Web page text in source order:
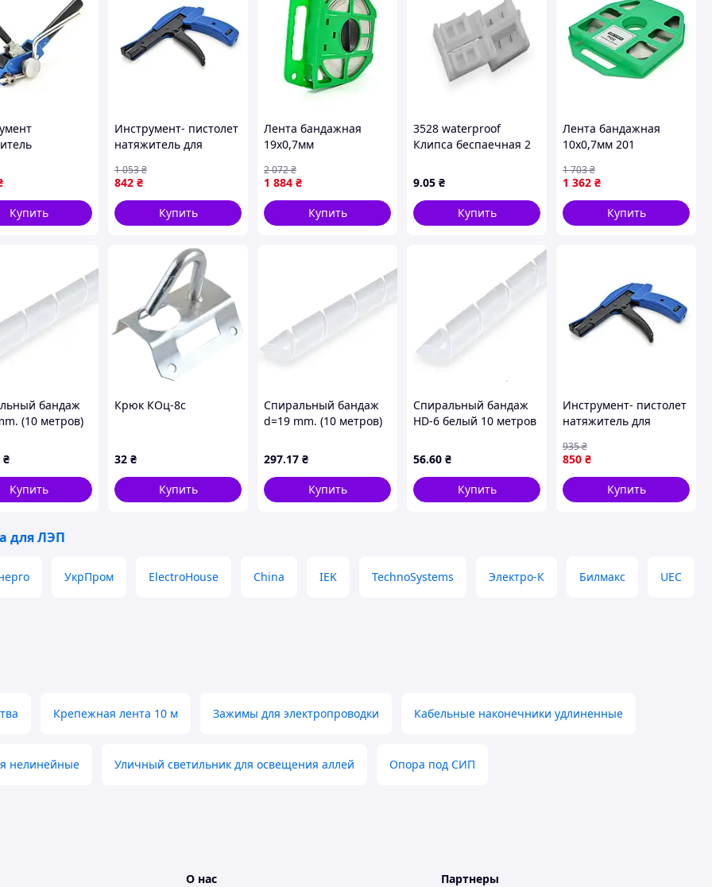
(LQA / 17304)
Купить
Инструмент- пистолет
натяжитель для
EKOBOX
842 ₴
1 053₴
Купить
Лента бандажная
19х0,7мм
50м . цена за бухту
(ЕКОБОКС)
1 884 ₴
2 072₴
Купить
3528 waterproof
Клипса беспаечная 2
9.05 ₴
Купить
Лента бандажная
10х0,7мм 201
50м. цена за бухту
EKOBOX
1 362 ₴
1 703₴
Купить
бандаж
(10 метров)
₴
Купить
Крюк КОц-8с
32 ₴
Купить
Спиральный бандаж
d=19 mm. (10 метров)
297.17 ₴
Купить
Спиральный бандаж
HD-6 белый 10 метров
56.60 ₴
Купить
Инструмент- пистолет
натяжитель для
(ЕКОБОКС)
850 ₴
935₴
Купить
для ЛЭП
УкрПром ElectroHouse China IEK TechnoSystems Электро-К Билмакс UEC
Крепежная лента 10 м Зажимы для электропроводки Кабельные наконечники удлиненные
нелинейные Уличный светильник для освещения аллей Опора под СИП
О нас Партнеры